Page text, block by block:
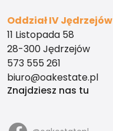
Oddział IV Jędrzejów
11 Listopada 58
28-300 Jędrzejów
573 555 261
biuro@oakestate.pl
Znajdziesz nas tu